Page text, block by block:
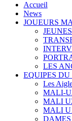
Accueil
News
JOUEURS
LES
EQUIPES
Les
MALI-
MALI
MALI
DAMES